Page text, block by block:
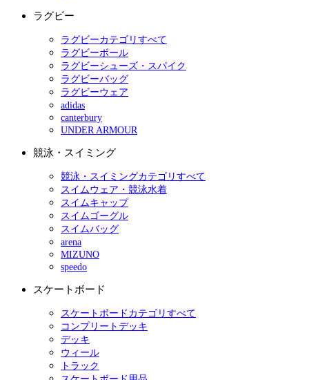
ラグビー
ラグビーカテゴリすべて
ラグビーボール
ラグビーシューズ・スパイク
ラグビーバッグ
ラグビーウェア
adidas
canterbury
UNDER ARMOUR
競泳・スイミング
競泳・スイミングカテゴリすべて
スイムウェア・競泳水着
スイムキャップ
スイムゴーグル
スイムバッグ
arena
MIZUNO
speedo
スケートボード
スケートボードカテゴリすべて
コンプリートデッキ
デッキ
ウィール
トラック